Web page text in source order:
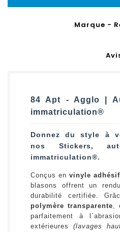
Marque -
84 Apt - Agglo |
immatriculation®
Donnez du style à
nos Stickers,
immatriculation®.
Conçus en vinyle
blasons offrent un
durabilité certifiée.
polymère transparente,
parfaitement à
extérieures (lavages